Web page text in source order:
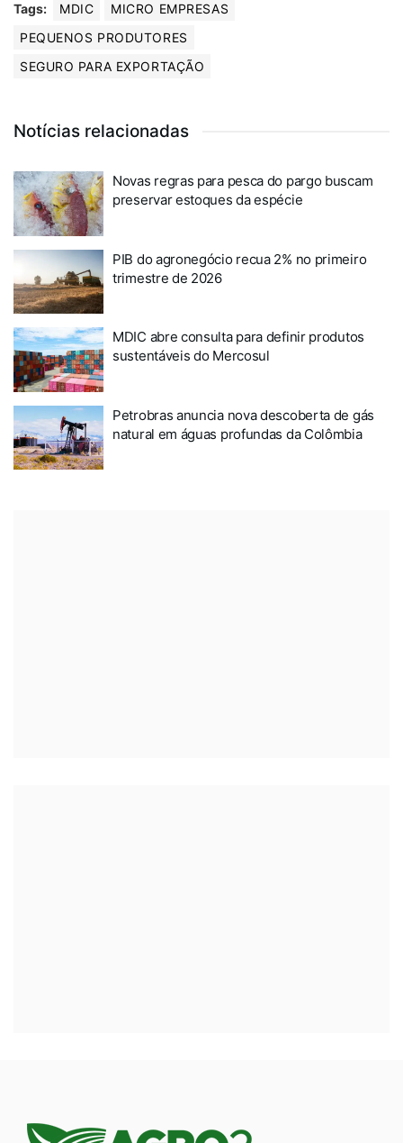
Tags: MDIC
MICRO EMPRESAS
PEQUENOS PRODUTORES
SEGURO PARA EXPORTAÇÃO
Notícias relacionadas
Novas regras para pesca do pargo buscam
preservar estoques da espécie
PIB do agronegócio recua 2% no primeiro
trimestre de 2026
MDIC abre consulta para definir produtos
sustentáveis do Mercosul
Petrobras anuncia nova descoberta de gás
natural em águas profundas da Colômbia